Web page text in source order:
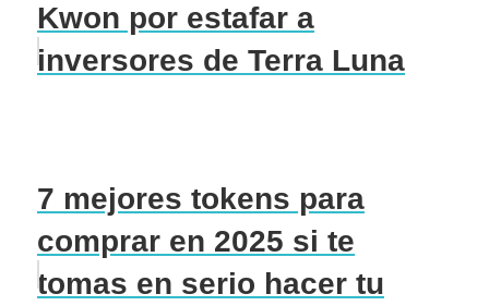
Kwon por estafar a
inversores de Terra Luna
7 mejores tokens para
comprar en 2025 si te
tomas en serio hacer tu